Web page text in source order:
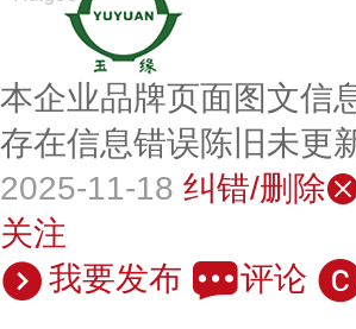
本企业品牌页面图文信
存在信息错误陈旧未更
2025-11-18 纠错/删除
关注
我要发布
评论